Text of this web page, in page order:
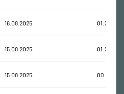
16.08.2025 01:21:49
15.08.2025 01:26:20
15.08.2025 00:38:20